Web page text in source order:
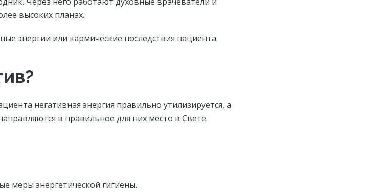
высоких планах.
энергии или кармические последствия пациента.
негативная энергия правильно утилизируется, а
в правильное для них место в Свете.
меры энергетической гигиены.